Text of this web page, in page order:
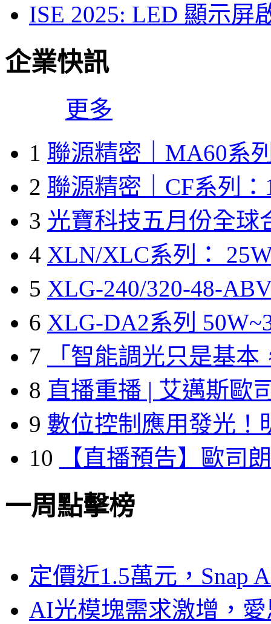
ISE 2025: LED 顯示屏
企業快訊
更多
1 聯源精密｜MA60系
2 聯源精密｜CF系列：
3 光寶科技五月份全球
4 XLN/XLC系列：
5 XLG-240/320-48-
6 XLG-DA2系列
7
「智能調光只是基本
8 直播重播 | 艾邁斯歐
9 數位控制應用發光！
10
【直播預告】歐司
一周點擊榜
定價近1.5萬元，Snap
AI光模塊需求激增，